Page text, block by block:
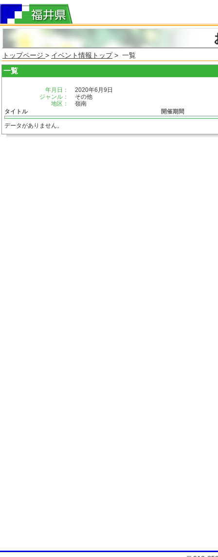
トップページ > イベント情報トップ> 一覧
一覧
年月日：
2020年6月9日
ジャンル：
その他
地区：
嶺南
タイトル
開催期間
データがありません。